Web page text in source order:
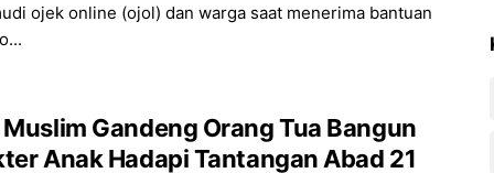
ojek online (ojol) dan warga saat menerima bantuan
Muslim Gandeng Orang Tua Bangun
Anak Hadapi Tantangan Abad 21